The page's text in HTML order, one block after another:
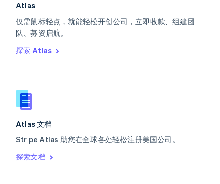
Atlas
仅需鼠标轻点，就能轻松开创公司，立即收款、组建团
队、募资启航。
探索 Atlas
Atlas 文档
Stripe Atlas 助您在全球各处轻松注册美国公司。
探索文档
泰国
ไทยEnglish
希腊
English
西班牙
新西兰
English
匈牙利
English
ItalianoEnglish
印度
English